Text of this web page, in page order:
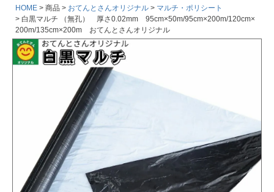
HOME 商品 おてんとさんオリジナル
マルチ・ポリシート
白黒マルチ （無孔） 厚さ0.02mm 95cm×50m/95cm×200m/120cm×
200m/135cm×200m おてんとさんオリジナル